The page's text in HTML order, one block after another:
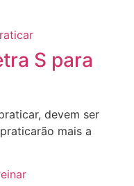
S para
devem ser
mais a